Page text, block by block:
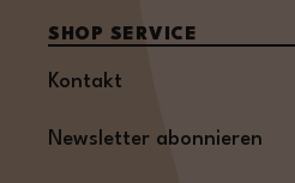
SHOP SERVICE
Kontakt
Newsletter abonnieren